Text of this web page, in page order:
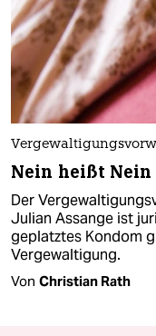
Nein heißt Nein
Der
Julian Assange ist
geplatztes Kondom
Vergewaltigung.
Von Christian Rath